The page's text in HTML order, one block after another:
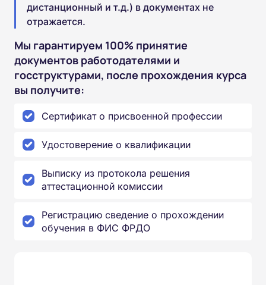
дистанционный и т.д.) в документах не
отражается.
Мы гарантируем 100% принятие
документов работодателями и
госструктурами, после прохождения курса
вы получите:
Сертификат о присвоенной профессии
Удостоверение о квалификации
Выписку из протокола решения
аттестационной комиссии
Регистрацию сведение о прохождении
обучения в ФИС ФРДО